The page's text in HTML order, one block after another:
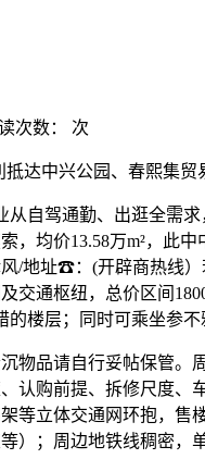
次数： 次
中兴公园、春熙集贸
驾通勤、出逛全需求
，均价13.58万m²，此
/地址☎：(开辟商热线
交通枢纽，总价区间
楼层；同时可乘坐参
品请自行妥帖保管。周
认购前提、拆修尺度、
等立体交通网环抱，售
）；周边地铁线稠密，